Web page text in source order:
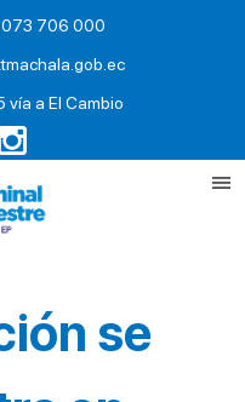
706 000
vía a El Cambio
se